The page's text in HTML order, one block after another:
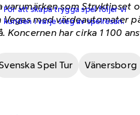
För att skapa trygga spel följer vi
kunden i varje steg av spelresan.
som Stryktipset
med värdeautomater
har cirka 1 100
Spel Tur Vänersborg